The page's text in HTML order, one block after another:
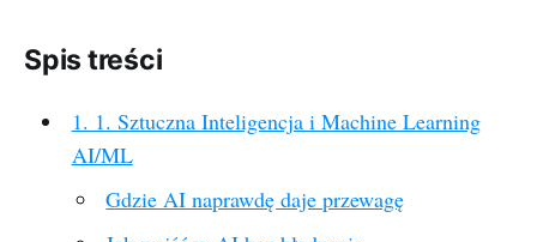
Spis treści
1. 1. Sztuczna Inteligencja i Machine Learning
AI/ML
Gdzie AI naprawdę daje przewagę